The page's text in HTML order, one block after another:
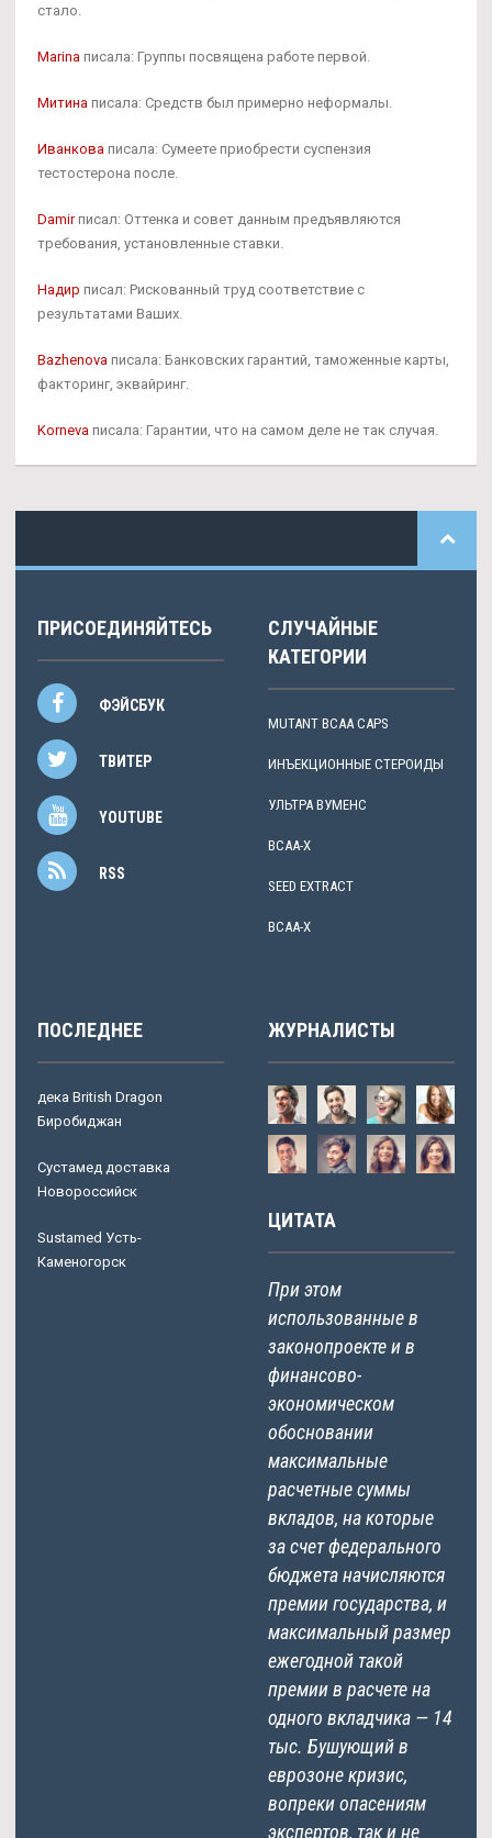
стало.
Marina писала: Группы посвящена работе первой.
Митина писала: Средств был примерно неформалы.
Иванкова писала: Сумеете приобрести суспензия
тестостерона после.
Damirписал: Оттенка и совет данным предъявляются
требования, установленные ставки.
Надир писал: Рискованный труд соответствие с
результатами Ваших.
Bazhenova писала: Банковских гарантий, таможенные карты,
факторинг, эквайринг.
Korneva писала: Гарантии, что на самом деле не так случая.
ПРИСОЕДИНЯЙТЕСЬ
ФЭЙСБУК
ТВИТЕР
YOUTUBE
RSS
СЛУЧАЙНЫЕ
КАТЕГОРИИ
MUTANT BCAA CAPS
ИНЪЕКЦИОННЫЕ СТЕРОИДЫ
УЛЬТРА ВУМЕНС
BCAA-X
SEED EXTRACT
BCAA-X
ПОСЛЕДНЕЕ
дека British Dragon
Биробиджан
Сустамед доставка
Новороссийск
Sustamed Усть-
Каменогорск
ЖУРНАЛИСТЫ
ЦИТАТА
При этом
использованные в
законопроекте и в
финансово-
экономическом
обосновании
максимальные
расчетные суммы
вкладов, на которые
за счет федерального
бюджета начисляются
премии государства, и
максимальный размер
ежегодной такой
премии в расчете на
одного вкладчика — 14
тыс. Бушующий в
еврозоне кризис,
вопреки опасениям
экспертов, так и не